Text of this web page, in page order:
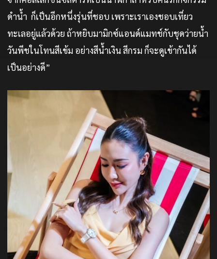
ดำน้ำ ก็เป็นอีกหนึ่งรุ่นที่ชอบ เพราะเราเองชอบเที่ยว
ทะเลอยู่แล้วด้วย ถ้าหยิบมามิกซ์แอนด์แมทช์กับชุดว่ายน้ำ
วันพีชในโทนสีเข้ม อย่างสีน้ำเงิน สีกรม ก็จะดูเข้ากันได้
เป็นอย่างดี”